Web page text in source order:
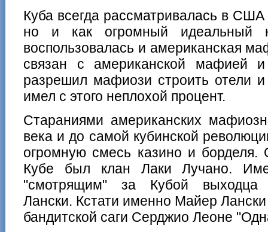
Куба всегда рассматривалась в США
но и как огромный идеальный
воспользовалась и американская
связан с американской мафией
разрешил мафиози строить отели
имел с этого неплохой процент.
Стараниями американских
века и до самой кубинской
огромную смесь казино и борделя.
Кубе был клан Лаки Лучано.
"смотрящим" за Кубой
Лански. Кстати именно Майер
бандитской саги Серджио Леоне